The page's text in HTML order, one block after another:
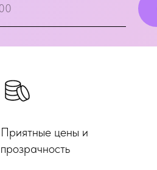
Приятные цены и
прозрачность